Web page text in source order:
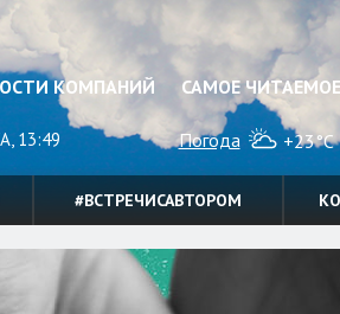
КОМПАНИЙ САМОЕ
13:49 Погода +23°C
#ВСТРЕЧИСАВТОРОМ